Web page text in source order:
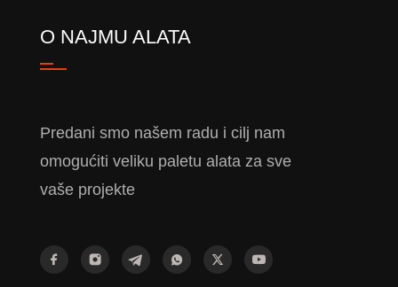
O NAJMU ALATA
Predani smo našem radu i cilj nam
omogućiti veliku paletu alata za sve
vaše projekte